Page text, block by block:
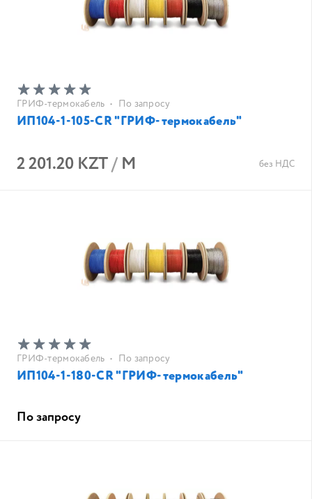
ГРИФ-термокабель • По запросу
ИП104-1-105-CR "ГРИФ-термокабель"
2 201.20 KZT/ М без НДС
ГРИФ-термокабель • По запросу
ИП104-1-180-CR "ГРИФ-термокабель"
По запросу